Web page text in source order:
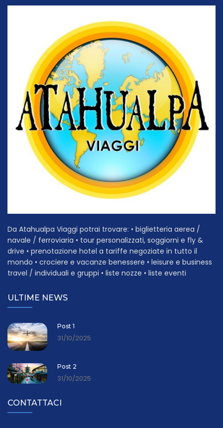
Da Atahualpa Viaggi potrai trovare: • biglietteria aerea /
navale / ferroviaria • tour personalizzati, soggiorni e fly &
drive • prenotazione hotel a tariffe negoziate in tutto il
mondo • crociere e vacanze benessere • leisure e business
travel / individuali e gruppi • liste nozze • liste eventi
ULTIME NEWS
Post 1
31/10/2025
Post 2
31/10/2025
CONTATTACI